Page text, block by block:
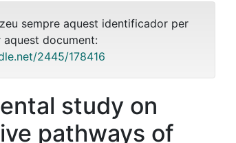
sempre aquest identificador per
document:
2445/178416
study on
pathways of